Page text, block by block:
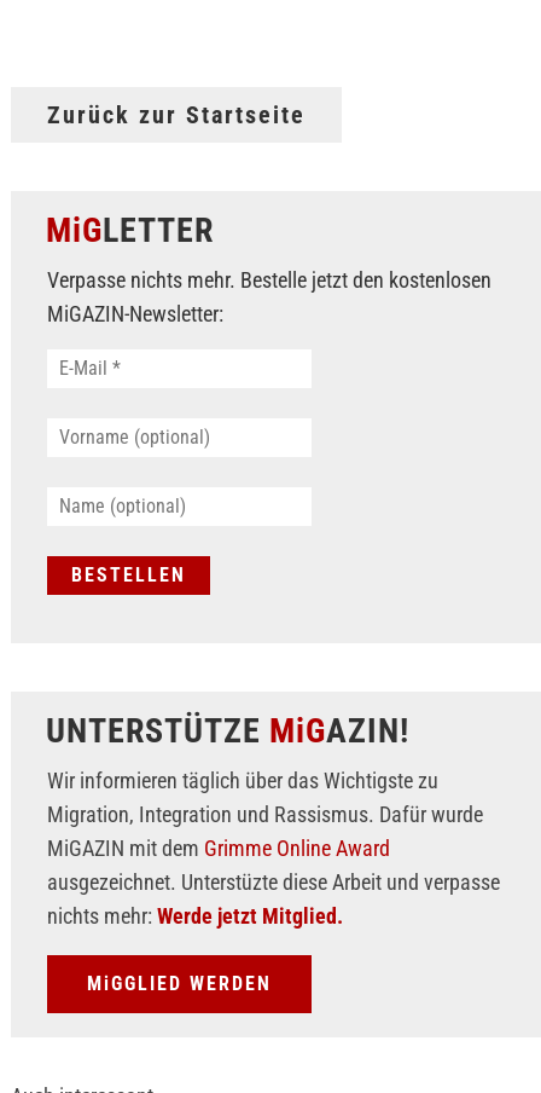
Zurück zur Startseite
MiGLETTER
Verpasse nichts mehr. Bestelle jetzt den kostenlosen
MiGAZIN-Newsletter:
UNTERSTÜTZE MiGAZIN!
Wir informieren täglich über das Wichtigste zu
Migration, Integration und Rassismus. Dafür wurde
MiGAZIN mit dem Grimme Online Award
ausgezeichnet. Unterstüzte diese Arbeit und verpasse
nichts mehr: Werde jetzt Mitglied.
MiGGLIED WERDEN